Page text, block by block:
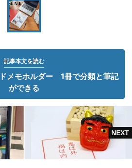
記事本文を読む
メモホルダー 1冊で分類と筆記
ができる